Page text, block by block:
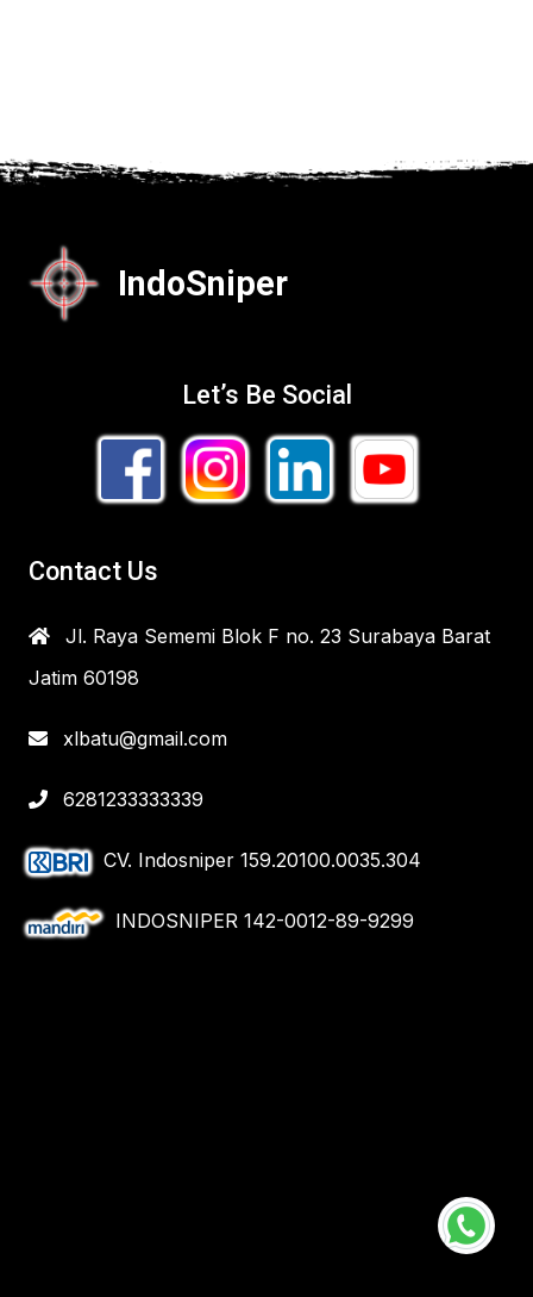
IndoSniper
Let’s Be Social
Contact Us
Jl. Raya Sememi Blok F no. 23 Surabaya Barat
Jatim 60198
xlbatu@gmail.com
6281233333339
CV. Indosniper 159.20100.0035.304
INDOSNIPER 142-0012-89-9299